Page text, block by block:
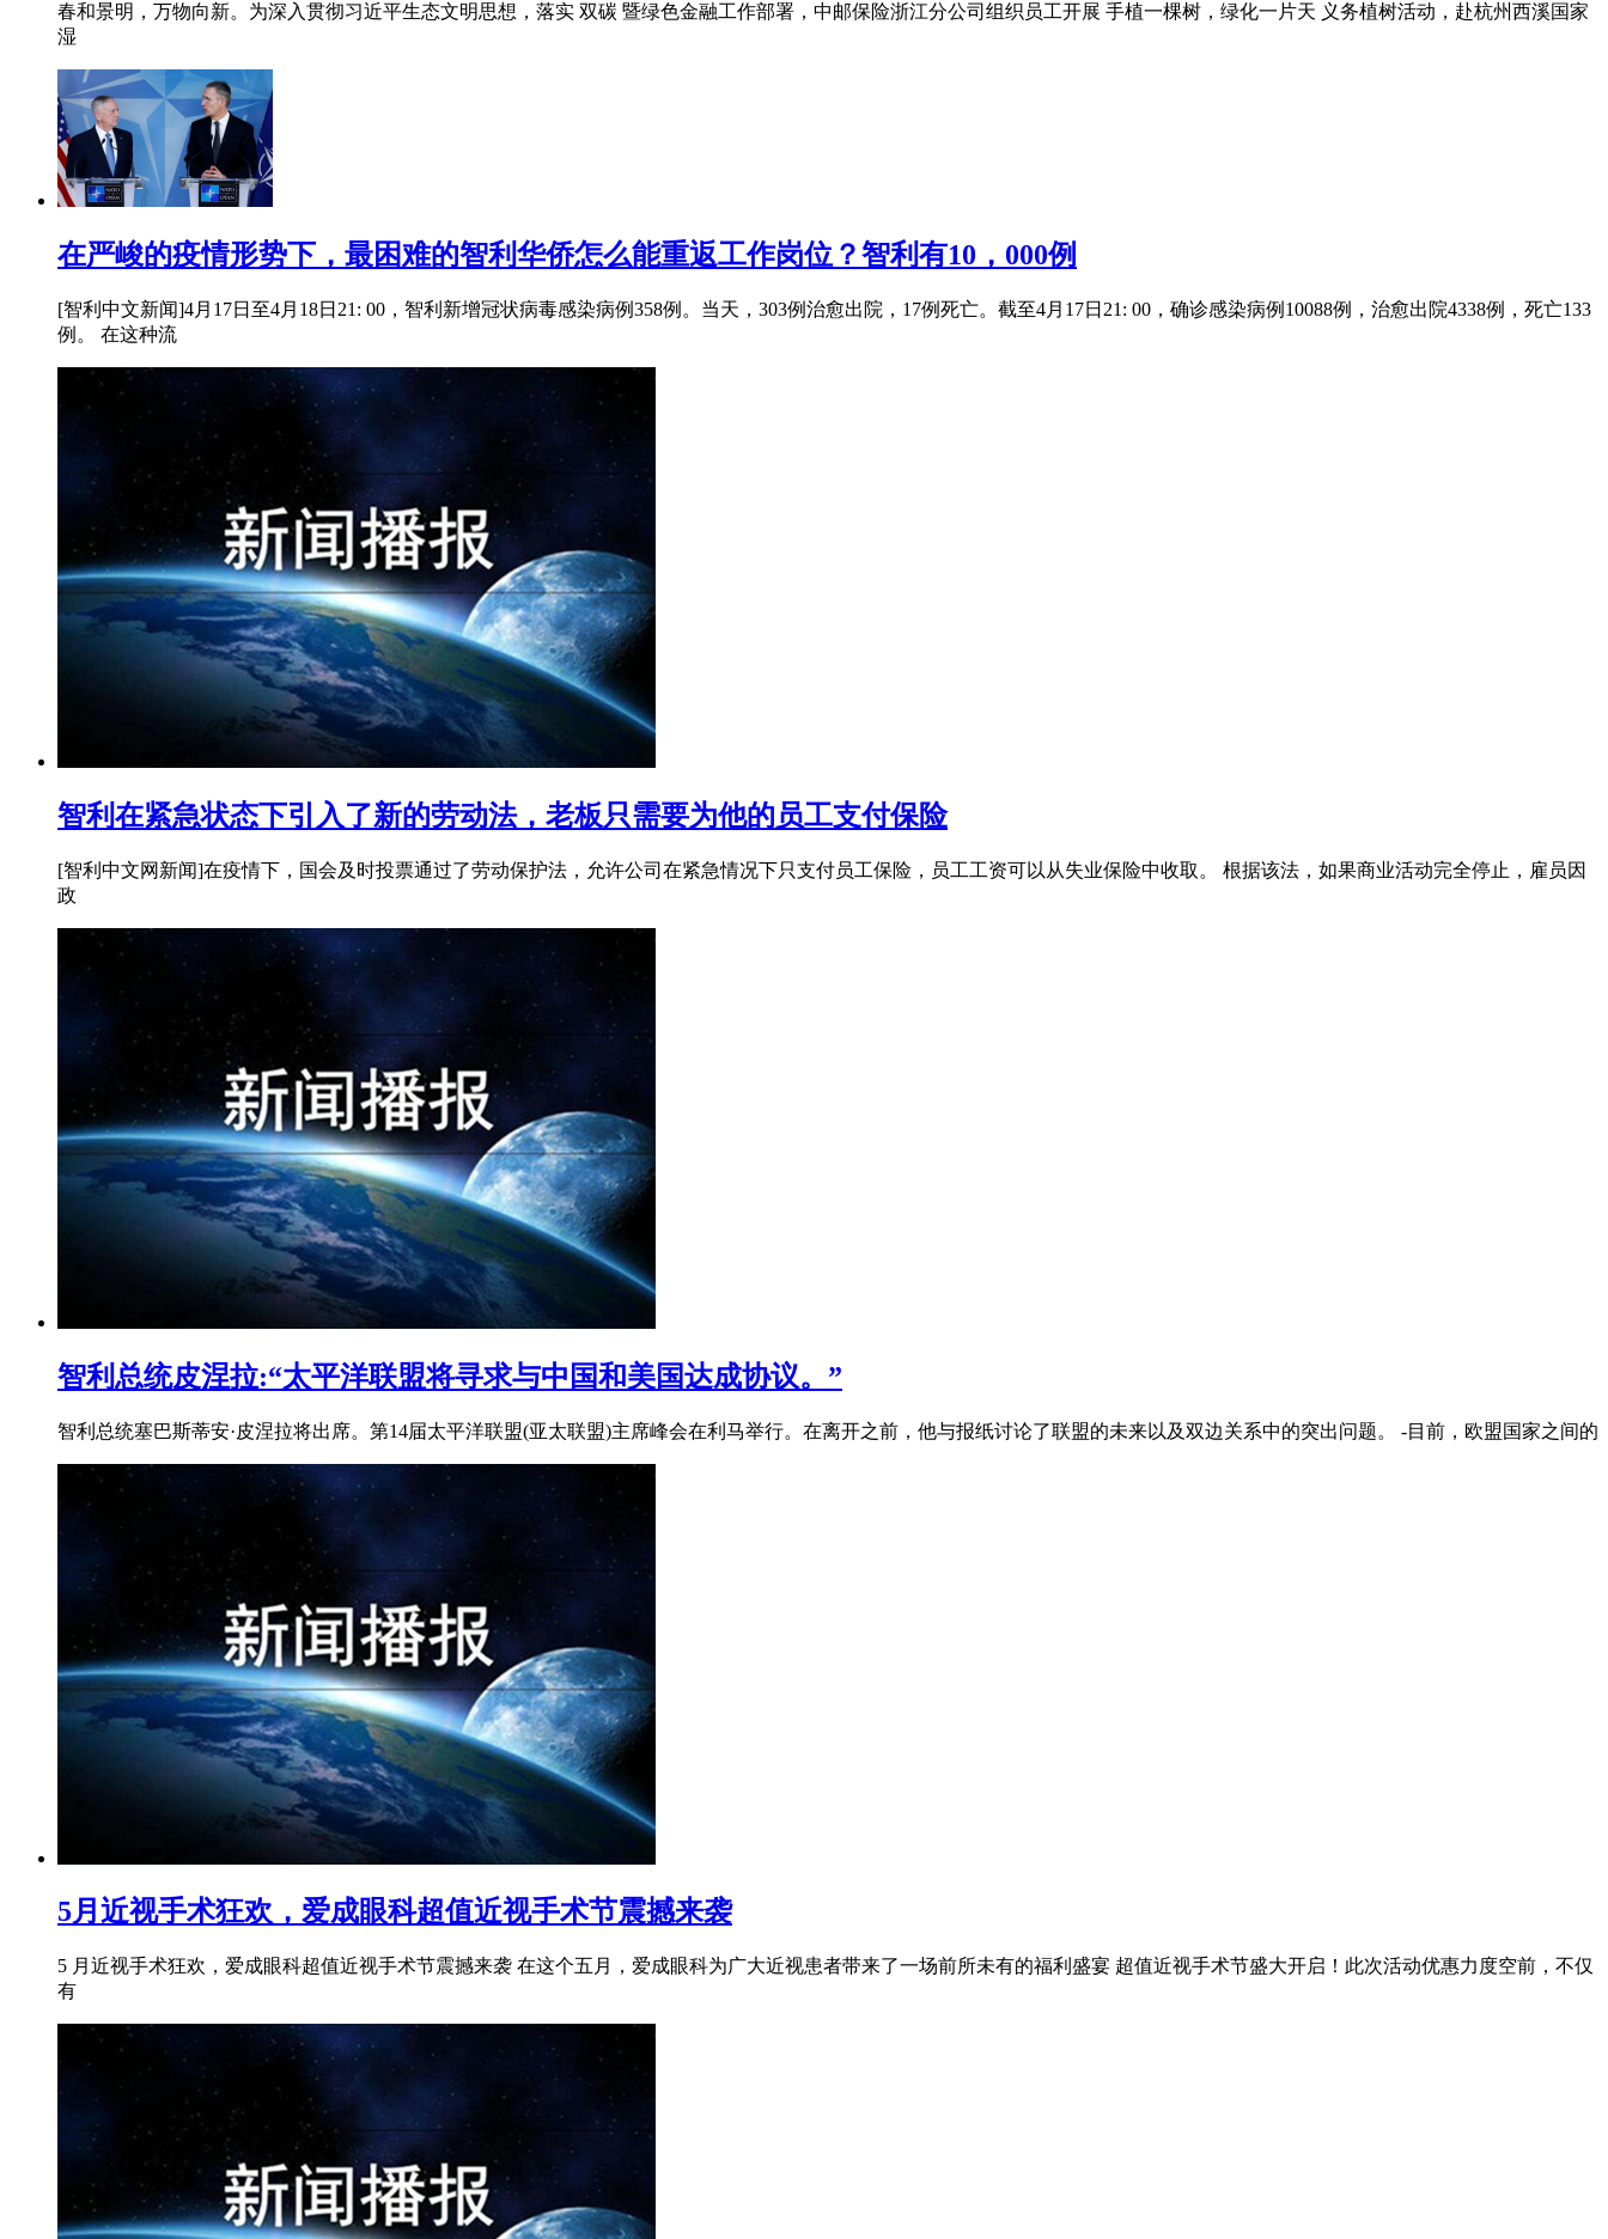
春和景明，万物向新。为深入贯彻习近平生态文明思想，落实 双碳 暨绿色金融工作部署，中邮保险浙江分公司组织员工开展 手植一棵树，绿化一片天 义务植树活动，赴杭州西溪国家
湿
在严峻的疫情形势下，最困难的智利华侨怎么能重返工作岗位？智利有10，000例
[智利中文新闻]4月17日至4月18日21: 00，智利新增冠状病毒感染病例358例。当天，303例治愈出院，17例死亡。截至4月17日21: 00，确诊感染病例10088例，治愈出院4338例，死亡133
例。 在这种流
智利在紧急状态下引入了新的劳动法，老板只需要为他的员工支付保险
[智利中文网新闻]在疫情下，国会及时投票通过了劳动保护法，允许公司在紧急情况下只支付员工保险，员工工资可以从失业保险中收取。 根据该法，如果商业活动完全停止，雇员因
政
智利总统皮涅拉:“太平洋联盟将寻求与中国和美国达成协议。”
智利总统塞巴斯蒂安·皮涅拉将出席。第14届太平洋联盟(亚太联盟)主席峰会在利马举行。在离开之前，他与报纸讨论了联盟的未来以及双边关系中的突出问题。 -目前，欧盟国家之间的
5月近视手术狂欢，爱成眼科超值近视手术节震撼来袭
5 月近视手术狂欢，爱成眼科超值近视手术节震撼来袭 在这个五月，爱成眼科为广大近视患者带来了一场前所未有的福利盛宴 超值近视手术节盛大开启！此次活动优惠力度空前，不仅
有